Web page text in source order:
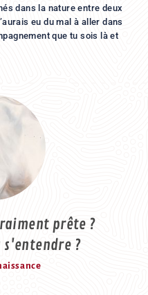
dans la nature entre deux
eu du mal à aller dans
que tu sois là et
prête ?
Est-ce qu'on va s'entendre ?